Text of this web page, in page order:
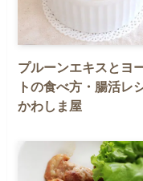
プルーンエキスとヨ
トの食べ方・腸活レ
かわしま屋